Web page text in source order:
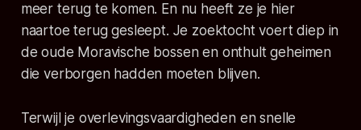
meer terug te komen. En nu heeft ze je hier
naartoe terug gesleept. Je zoektocht voert diep in
de oude Moravische bossen en onthult geheimen
die verborgen hadden moeten blijven.
Terwijl je overlevingsvaardigheden en snelle